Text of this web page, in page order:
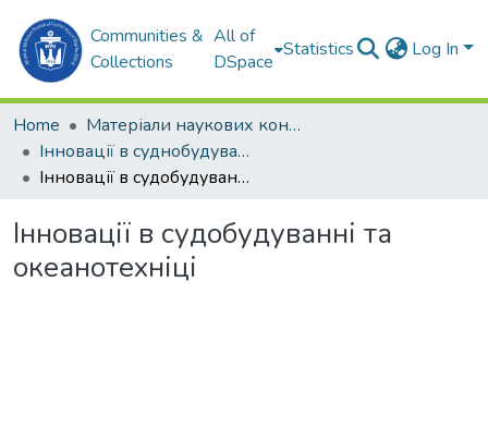
Communities &
Collections
All of
DSpace
Statistics Log In
Home
Матеріали наукових конференцій
Інновації в суднобудуванні та океанотехніці (2019)
Інновації в судобудуванні та океанотехніці
Інновації в судобудуванні та
океанотехніці